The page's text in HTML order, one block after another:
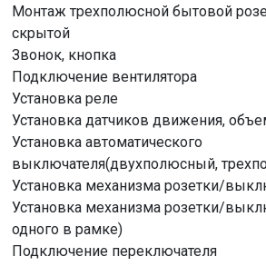
Монтаж трехполюсной бытовой
скрытой
Звонок, кнопка
Подключение вентилятора
Установка реле
Установка датчиков движения,
Установка автоматического
выключателя(двухполюсный,
Установка механизма розетки/
Установка механизма розетки/
одного в рамке)
Подключение переключателя